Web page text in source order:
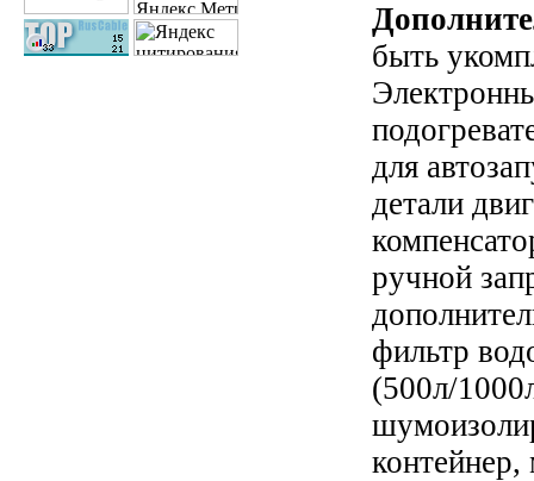
быть
для
детали
ручной
фильтр
(500л/
контейнер,